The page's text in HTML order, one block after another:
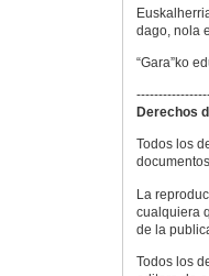
dago, nola
“Gara”ko
Derechos
Todos los
La
cualquiera
de la
Todos los